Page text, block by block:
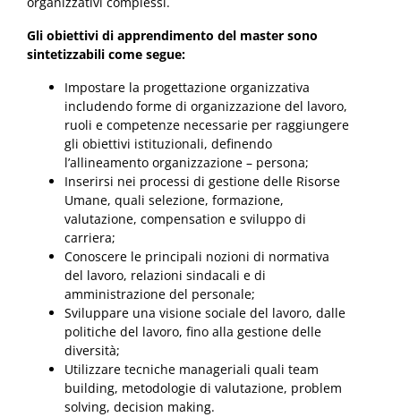
Gli obiettivi di apprendimento del master sono
sintetizzabili come segue:
Impostare la progettazione organizzativa
includendo forme di organizzazione del lavoro,
ruoli e competenze necessarie per raggiungere
gli obiettivi istituzionali, definendo
l’allineamento organizzazione – persona;
Inserirsi nei processi di gestione delle Risorse
Umane, quali selezione, formazione,
valutazione, compensation e sviluppo di
carriera;
Conoscere le principali nozioni di normativa
del lavoro, relazioni sindacali e di
amministrazione del personale;
Sviluppare una visione sociale del lavoro, dalle
politiche del lavoro, fino alla gestione delle
diversità;
Utilizzare tecniche manageriali quali team
building, metodologie di valutazione, problem
solving, decision making.